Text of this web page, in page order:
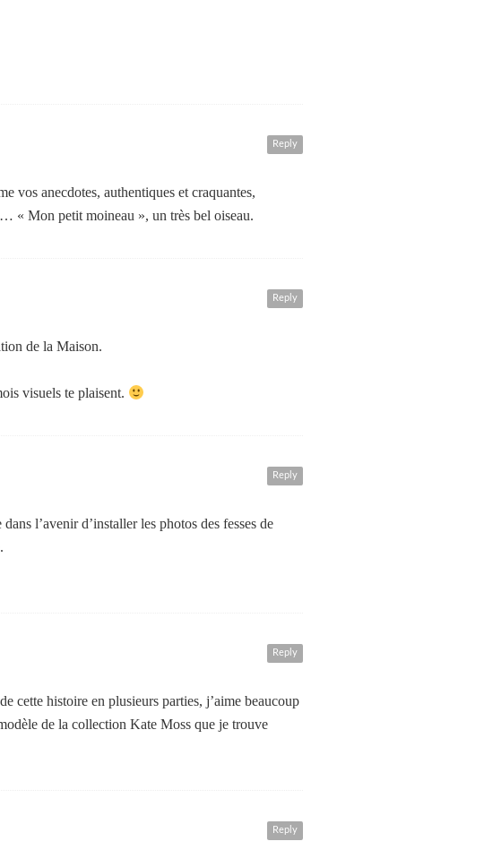
Reply
vos anecdotes, authentiques et craquantes,
« Mon petit moineau », un très bel oiseau.
Reply
de la Maison.
visuels te plaisent.
Reply
l’avenir d’installer les photos des fesses de
Reply
cette histoire en plusieurs parties, j’aime beaucoup
de la collection Kate Moss que je trouve
Reply